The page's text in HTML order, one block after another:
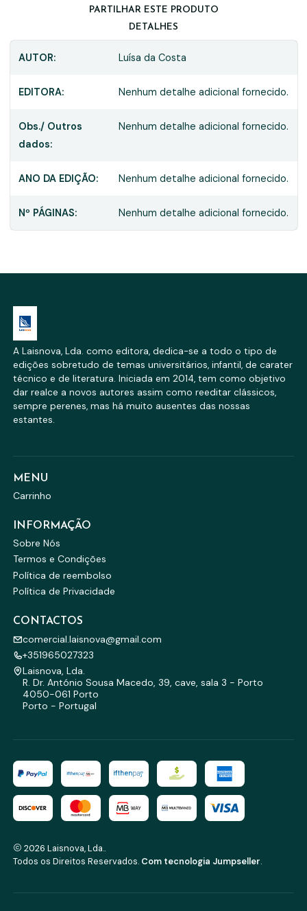
PARTILHAR ESTE PRODUTO
DETALHES
AUTOR: Luísa da Costa
EDITORA: Nenhum detalhe adicional fornecido.
Obs./ Outros
dados:
Nenhum detalhe adicional fornecido.
ANO DA EDIÇÃO: Nenhum detalhe adicional fornecido.
Nº PÁGINAS: Nenhum detalhe adicional fornecido.
A Laisnova, Lda. como editora, dedica-se a todo o tipo de
edições sobretudo de temas universitários, infantil, de carater
técnico e de literatura. Iniciada em 2014, tem como objetivo
dar realce a novos autores assim como reeditar clássicos,
sempre perenes, mas há muito ausentes das nossas
estantes.
MENU
Carrinho
INFORMAÇÃO
Sobre Nós
Termos e Condições
Política de reembolso
Política de Privacidade
CONTACTOS
comercial.laisnova@gmail.com
+351965027323
Laisnova, Lda.
R. Dr. António Sousa Macedo, 39, cave, sala 3 - Porto
4050-061 Porto
Porto - Portugal
2026 Laisnova, Lda..
Todos os Direitos Reservados. Com tecnologia Jumpseller.